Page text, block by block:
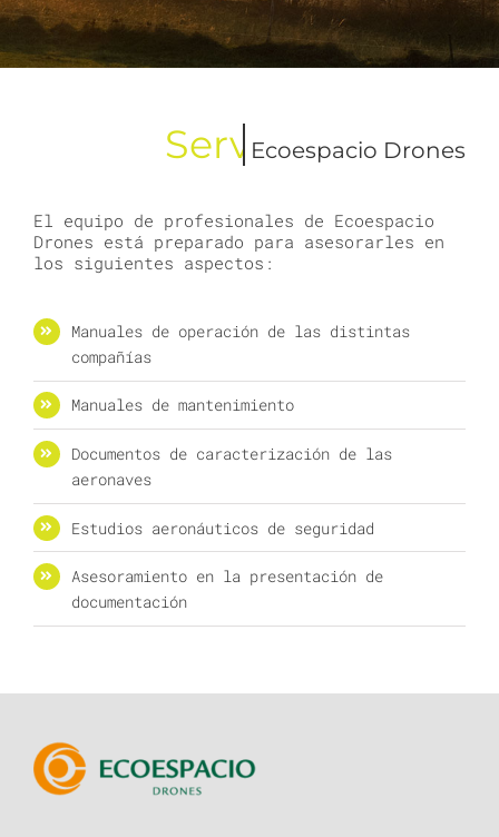
Ecoespacio Drones
El equipo de profesionales de Ecoespacio
Drones está preparado para asesorarles en
los siguientes aspectos:
Manuales de operación de las distintas
compañías
Manuales de mantenimiento
Documentos de caracterización de las
aeronaves
Estudios aeronáuticos de seguridad
Asesoramiento en la presentación de
documentación